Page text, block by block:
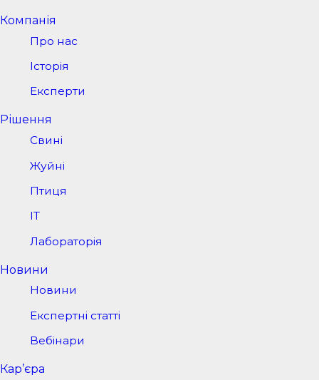
Компанія
Про нас
Історія
Експерти
Рішення
Свині
Жуйні
Птиця
IT
Лабораторія
Новини
Новини
Експертні статті
Вебінари
Кар’єра